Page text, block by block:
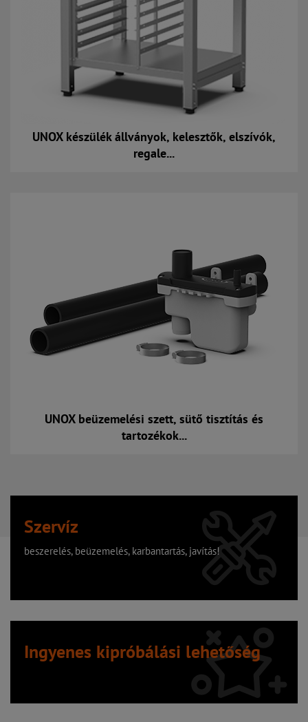
UNOX készülék állványok, kelesztők, elszívók,
regale...
UNOX beüzemelési szett, sütő tisztítás és
tartozékok...
Szervíz
beszerelés, beüzemelés, karbantartás, javítás!
Ingyenes kipróbálási lehetőség